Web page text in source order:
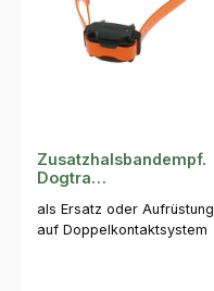
Zusatzhalsbandempf.
Dogtra
als Ersatz oder Aufrüstung
auf Doppelkontaktsystem